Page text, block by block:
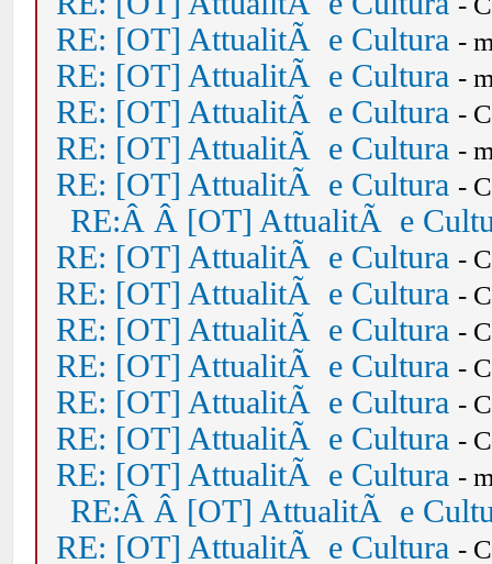
RE: [OT] AttualitÃ e Cultura -
RE: [OT] AttualitÃ e Cultura -
RE: [OT] AttualitÃ e Cultura -
RE: [OT] AttualitÃ e Cultura -
RE: [OT] AttualitÃ e Cultura -
RE:Â Â [OT] AttualitÃ e
RE: [OT] AttualitÃ e Cultura -
RE: [OT] AttualitÃ e Cultura -
RE: [OT] AttualitÃ e Cultura -
RE: [OT] AttualitÃ e Cultura -
RE: [OT] AttualitÃ e Cultura -
RE: [OT] AttualitÃ e Cultura -
RE: [OT] AttualitÃ e Cultura -
RE:Â Â [OT] AttualitÃ e
RE: [OT] AttualitÃ e Cultura -